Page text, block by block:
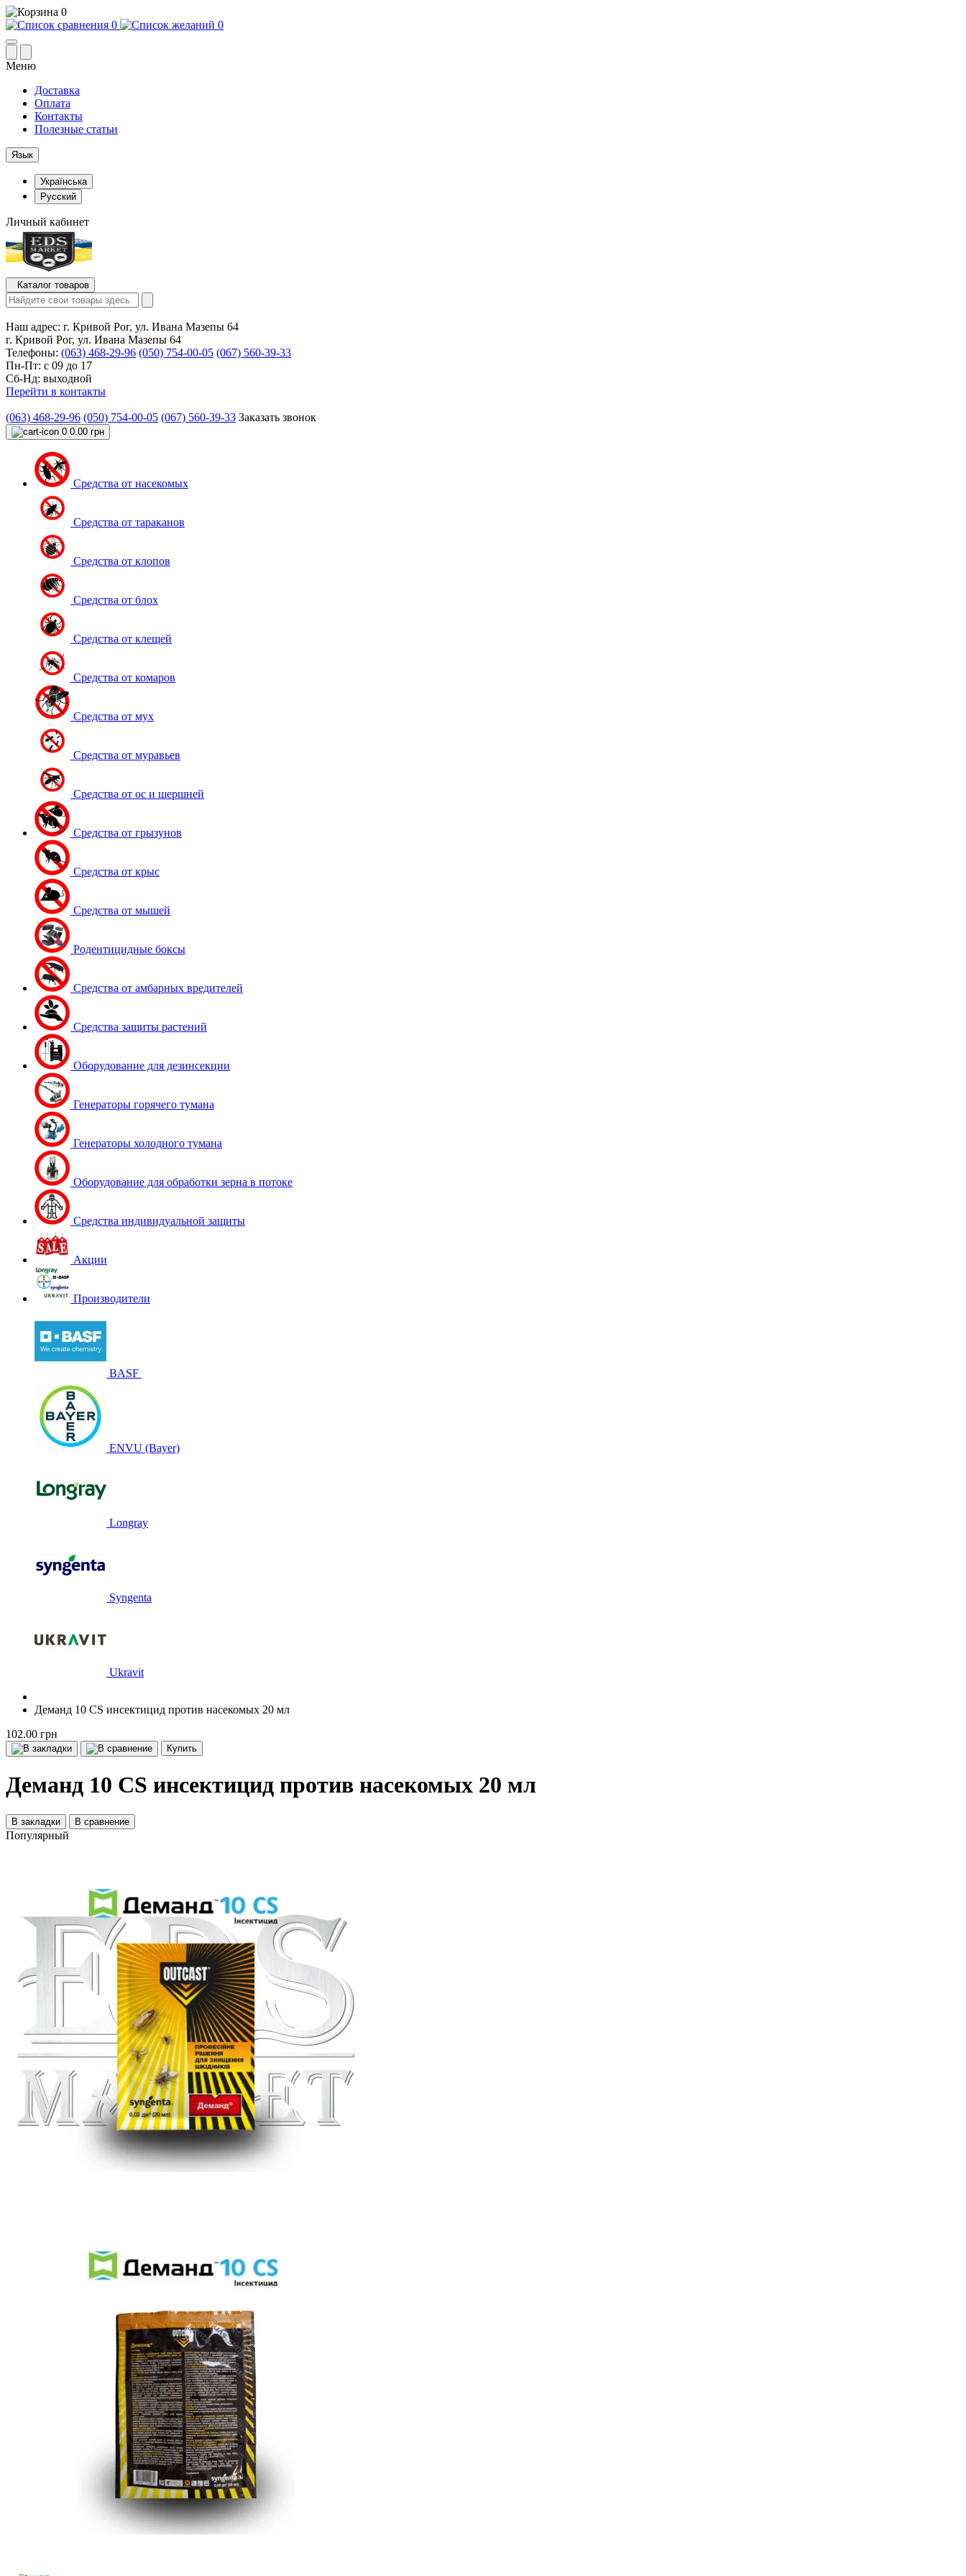
0
0
0
Меню
Доставка
Оплата
Контакты
Полезные статьи
Язык
Українська
Русский
Личный кабинет
Каталог товаров
Наш адрес: г. Кривой Рог, ул. Ивана Мазепы 64
г. Кривой Рог, ул. Ивана Мазепы 64
Телефоны: (063) 468-29-96 (050) 754-00-05 (067) 560-39-33
Пн-Пт: с 09 до 17
Сб-Нд: выходной
Перейти в контакты
(063) 468-29-96 (050) 754-00-05 (067) 560-39-33 Заказать звонок
0 0.00 грн
Средства от насекомых
Средства от тараканов
Средства от клопов
Средства от блох
Средства от клещей
Средства от комаров
Средства от мух
Средства от муравьев
Средства от ос и шершней
Средства от грызунов
Средства от крыс
Средства от мышей
Родентицидные боксы
Средства от амбарных вредителей
Средства защиты растений
Оборудование для дезинсекции
Генераторы горячего тумана
Генераторы холодного тумана
Оборудование для обработки зерна в потоке
Средства индивидуальной защиты
Акции
Производители
BASF
ENVU (Bayer)
Longray
Syngenta
Ukravit
Деманд 10 CS инсектицид против насекомых 20 мл
102.00 грн
Купить
Деманд 10 CS инсектицид против насекомых 20 мл
В закладки В сравнение
Популярный